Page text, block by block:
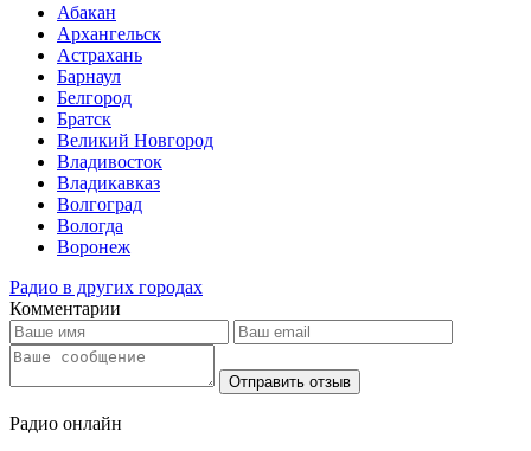
Абакан
Архангельск
Астрахань
Барнаул
Белгород
Братск
Великий Новгород
Владивосток
Владикавказ
Волгоград
Вологда
Воронеж
Радио в других городах
Комментарии
Отправить отзыв
Радио онлайн